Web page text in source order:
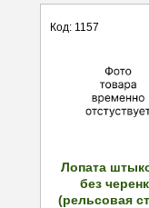
Код: 1157
Лопата
без
(рельсовая